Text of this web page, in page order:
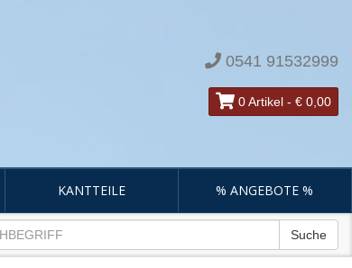
0541 91532999
0 Artikel - € 0,00
KANTTEILE % ANGEBOTE %
Suche